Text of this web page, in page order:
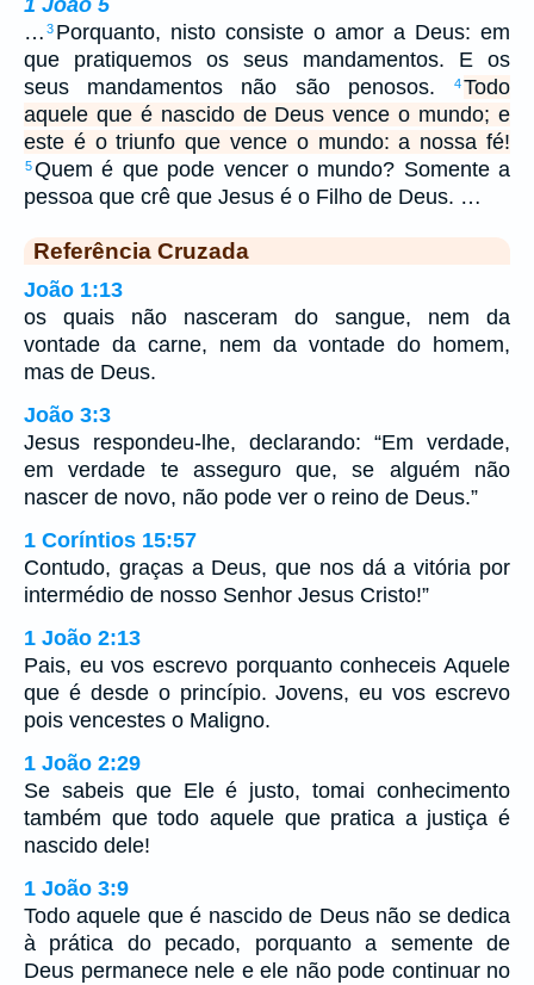
1 João 5
… 3 Porquanto, nisto consiste o amor a Deus: em
que pratiquemos os seus mandamentos. E os
seus mandamentos não são penosos.
4Todo
aquele que é nascido de Deus vence o mundo; e
este é o triunfo que vence o mundo: a nossa fé!
5Quem é que pode vencer o mundo? Somente a
pessoa que crê que Jesus é o Filho de Deus. …
Referência Cruzada
João 1:13
os quais não nasceram do sangue, nem da
vontade da carne, nem da vontade do homem,
mas de Deus.
João 3:3
Jesus respondeu-lhe, declarando: “Em verdade,
em verdade te asseguro que, se alguém não
nascer de novo, não pode ver o reino de Deus.”
1 Coríntios 15:57
Contudo, graças a Deus, que nos dá a vitória por
intermédio de nosso Senhor Jesus Cristo!”
1 João 2:13
Pais, eu vos escrevo porquanto conheceis Aquele
que é desde o princípio. Jovens, eu vos escrevo
pois vencestes o Maligno.
1 João 2:29
Se sabeis que Ele é justo, tomai conhecimento
também que todo aquele que pratica a justiça é
nascido dele!
1 João 3:9
Todo aquele que é nascido de Deus não se dedica
à prática do pecado, porquanto a semente de
Deus permanece nele e ele não pode continuar no